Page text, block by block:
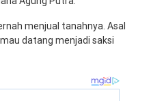
menjual tanahnya. Asal
datang menjadi saksi